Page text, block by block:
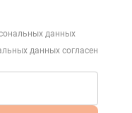
данных
данных согласен